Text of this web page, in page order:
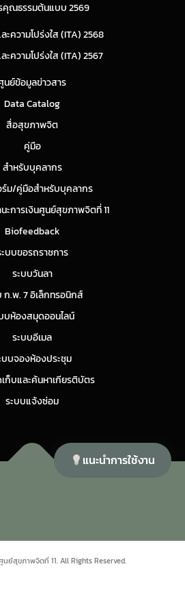
ณธรรมต้นแบบ 2569
ความโปร่งใส (ITA) 2568
ความโปร่งใส (ITA) 2567
นย์ข้อมูลข่าวสาร
Data Catalog
สื่อสุขภาพจิต
คู่มือ
สำหรับบุคลากร
ม/คู่มือสำหรับบุคลากร
ะการเงินศูนย์สุขภาพจิตที่ 11
Biofeedback
บบขอรถราชการ
ระบบวันลา
ก.พ. 7 อิเล็กทรอนิกส์
บห้องสมุดออนไลน์
ระบบอีเมล
บบจองห้องประชุม
ก็บและค้นหาเกียรติบัตร
ระบบแจ้งซ่อม
ย์สุขภาพจิตที่ 11. All Rights Reserved.
แนะนำการใช้งาน